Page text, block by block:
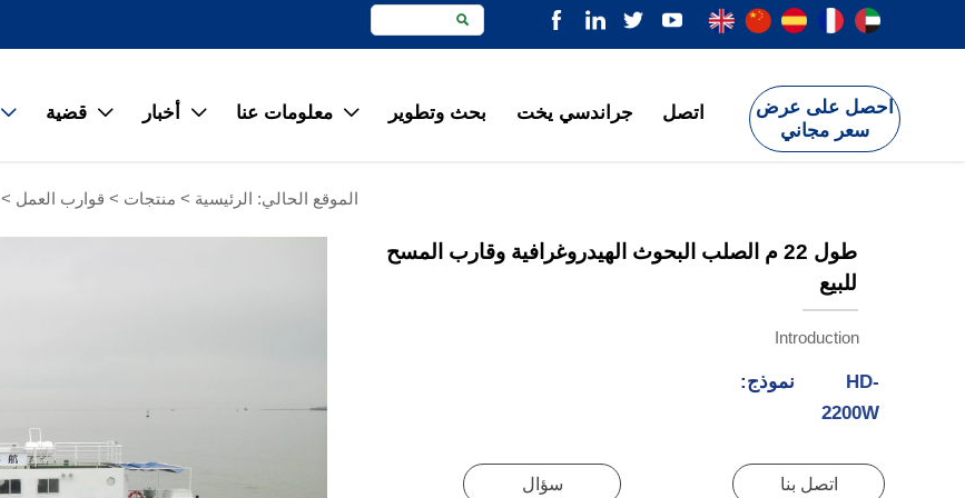

 قضية  أخبار  معلومات عنا  بحث وتطوير جراندسي يخت اتصل
احصل على عرض
سعر مجاني
الموقع الحالي: الرئيسية > منتجات > قوارب العمل >
طول 22 م الصلب البحوث الهيدروغرافية وقارب المسح
للبيع
Introduction
نموذج:
HD-
2200W
سؤال اتصل بنا